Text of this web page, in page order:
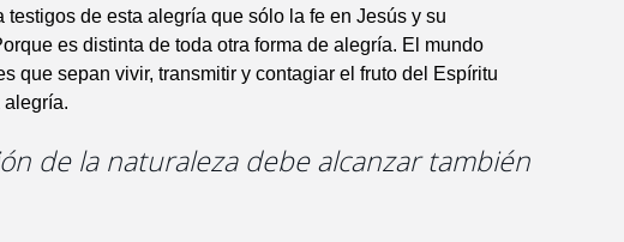
testigos de esta alegría que sólo la fe en Jesús y su
es distinta de toda otra forma de alegría. El mundo
que sepan vivir, transmitir y contagiar el fruto del Espíritu
alegría.
de la naturaleza debe alcanzar también